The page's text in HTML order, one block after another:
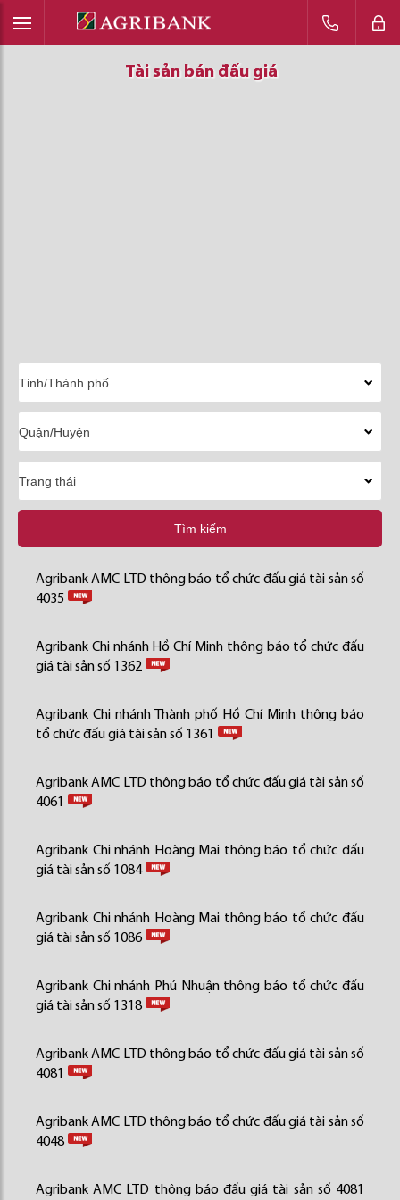
Tài sản bán đấu giá
Tài sản bán đấu giá
Tài sản bán đấu giá
Tìm kiếm
Agribank AMC LTD thông báo tổ chức đấu giá tài sản số
4035
Agribank Chi nhánh Hồ Chí Minh thông báo tổ chức đấu
giá tài sản số 1362
Agribank Chi nhánh Thành phố Hồ Chí Minh thông báo
tổ chức đấu giá tài sản số 1361
Agribank AMC LTD thông báo tổ chức đấu giá tài sản số
4061
Agribank Chi nhánh Hoàng Mai thông báo tổ chức đấu
giá tài sản số 1084
Agribank Chi nhánh Hoàng Mai thông báo tổ chức đấu
giá tài sản số 1086
Agribank Chi nhánh Phú Nhuận thông báo tổ chức đấu
giá tài sản số 1318
Agribank AMC LTD thông báo tổ chức đấu giá tài sản số
4081
Agribank AMC LTD thông báo tổ chức đấu giá tài sản số
4048
Agribank AMC LTD thông báo đấu giá tài sản số 4081